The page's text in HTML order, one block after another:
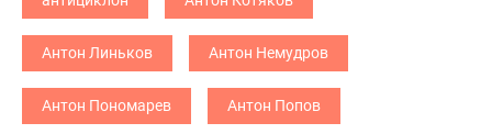
Антон Линьков Антон Немудров
Антон Пономарев Антон Попов